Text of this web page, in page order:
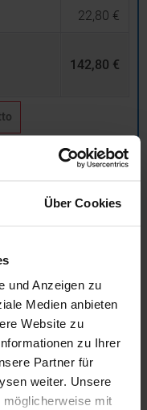
Über Cookies
und Anzeigen zu
Medien anbieten
Website zu
zu Ihrer
Partner für
weiter. Unsere
mit
22,80 €
142,80 €
Werktage
Werktage